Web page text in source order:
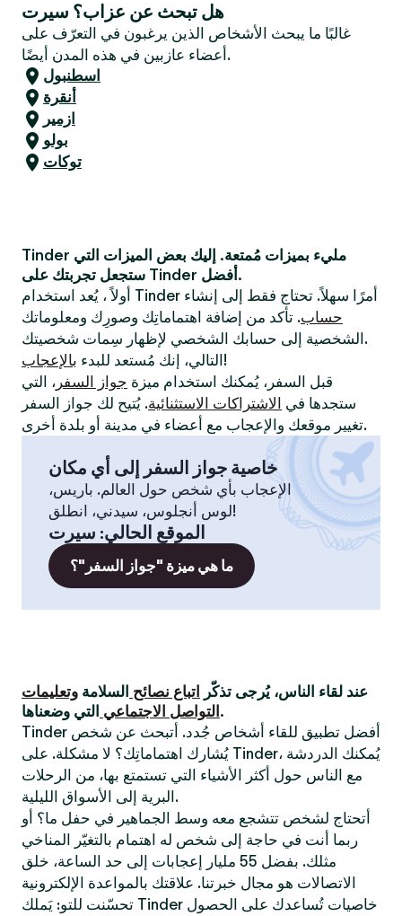
هل تبحث عن عزاب؟ سيرت
غالبًا ما يبحث الأشخاص الذين يرغبون في التعرّف على
أعضاء عازبين في هذه المدن أيضًا.
اسطنبول
أنقرة
ازمير
بولو
توكات
Tinder مليء بميزات مُمتعة. إليك بعض الميزات التي
ستجعل تجربتك على Tinder أفضل.
أولاً ، يُعد استخدام Tinder أمرًا سهلاً. تحتاج فقط إلى إنشاء
حساب. تأكد من إضافة اهتماماتِك وصورِك ومعلوماتك
الشخصية إلى حسابك الشخصي لإظهار سِمات شخصيتك.
التالي، إنك مُستعد للبدء بالإعجاب
!
قبل السفر، يُمكنك استخدام ميزة جواز السفر ، التي
ستجدها في الاشتراكات الاستثنائية. يُتيح لك جواز السفر
تغيير موقعك والإعجاب مع أعضاء في مدينة أو بلدة أخرى.
خاصية جواز السفر إلى أي مكان
الإعجاب بأي شخص حول العالم. باريس،
لوس أنجلوس، سيدني، انطلق!
الموقع الحالي: سيرت
ما هي ميزة "جواز السفر"؟
عند لقاء الناس، يُرجى تذكّر اتباع نصائح السلامة وتعليمات
التواصل الاجتماعي التي وضعناها.
Tinder أفضل تطبيق للقاء أشخاص جُدد. أتبحث عن شخص
يُشارك اهتماماتِك؟ لا مشكلة. على Tinder، يُمكنك الدردشة
مع الناس حول أكثر الأشياء التي تستمتع بها، من الرحلات
البرية إلى الأسواق الليلية.
أتحتاج لشخص تتشجع معه وسط الجماهير في حفل ما؟ أو
ربما أنت في حاجة إلى شخص له اهتمام بالتغيّر المناخي
مثلك. بفضل 55 مليار إعجابات إلى حد الساعة، خلق
الاتصالات هو مجال خبرتنا. علاقتك بالمواعدة الإلكترونية
تحسّنت للتو: يَملك Tinder خاصيات تُساعدك على الحصول